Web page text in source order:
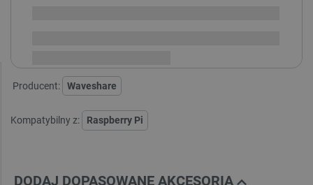
Producent: Waveshare
Kompatybilny z: Raspberry Pi
DODAJ DOPASOWANE AKCESORIA